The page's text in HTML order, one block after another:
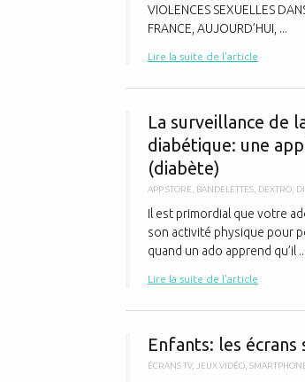
VIOLENCES SEXUELLES
FRANCE, AUJOURD’HUI, ...
Lire la suite de l'article
La surveillance de
diabétique: une
(diabète)
APP STORE BANDELETTES DEXTRO
Il est primordial que votre
son activité physique pour
quand un ado apprend qu’il ...
Lire la suite de l'article
Enfants: les
ÉCRANS TV, JEUX VIDÉO